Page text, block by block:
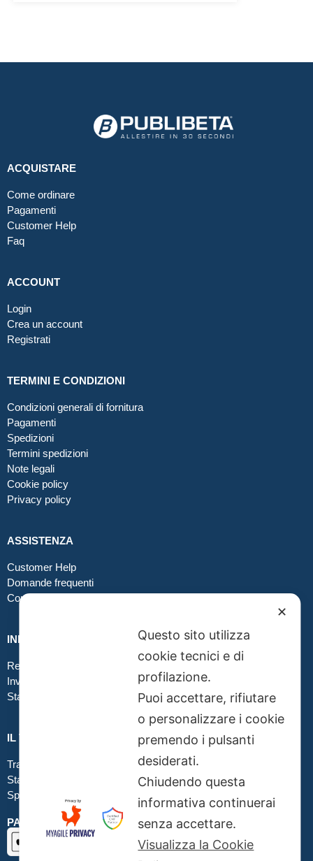
ACQUISTARE
Come ordinare
Pagamenti
Customer Help
Faq
ACCOUNT
Login
Crea un account
Registrati
TERMINI E CONDIZIONI
Condizioni generali di fornitura
Pagamenti
Spedizioni
Termini spedizioni
Note legali
Cookie policy
Privacy policy
ASSISTENZA
Customer Help
Domande frequenti
Contatti
INFO GRAFICA
Realizzare file corretti
Inviare file grafici
Stampa in tessuto
IL TUO ORDINE
Traccia la tua spedizione
Stato del tuo ordine
Spedizioni
PAGAMENTI SICURI SSL
✕
Questo sito utilizza
cookie tecnici e di
profilazione.
Puoi accettare, rifiutare
o personalizzare i cookie
premendo i pulsanti
desiderati.
Chiudendo questa
informativa continuerai
senza accettare.
Visualizza la Cookie